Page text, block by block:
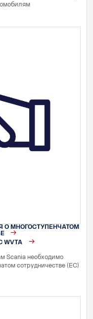
О МНОГОСТУПЕНЧАТОМ
WVTA
Scania необходимо
сотрудничестве (ЕС)